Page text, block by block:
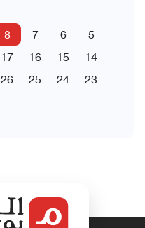
5
6
7
8
14
15
16
17
23
24
25
26